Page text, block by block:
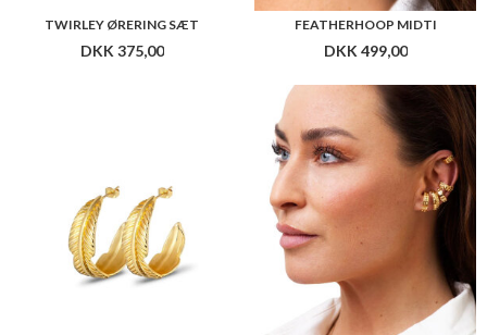
TWIRLEY ØRERING SÆT
DKK 375,00
FEATHERHOOP MIDTI
DKK 499,00